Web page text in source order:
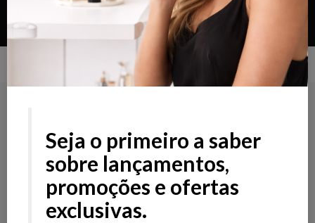
Preço
Promoção
Seja o primeiro a saber
sobre lançamentos,
promoções e ofertas
exclusivas.